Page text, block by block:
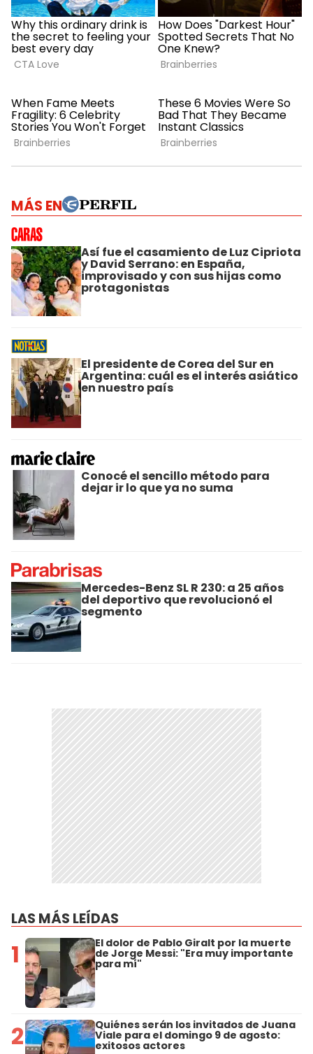
MÁS EN
Así fue el casamiento de Luz Cipriota
y David Serrano: en España,
improvisado y con sus hijas como
protagonistas
El presidente de Corea del Sur en
Argentina: cuál es el interés asiático
en nuestro país
Conocé el sencillo método para
dejar ir lo que ya no suma
Mercedes-Benz SL R 230: a 25 años
del deportivo que revolucionó el
segmento
LAS MÁS LEÍDAS
1 El dolor de Pablo Giralt por la muerte
de Jorge Messi: "Era muy importante
para mí"
2 Quiénes serán los invitados de Juana
Viale para el domingo 9 de agosto:
exitosos actores